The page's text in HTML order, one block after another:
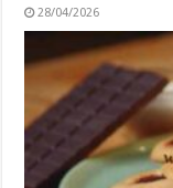
28/04/2026